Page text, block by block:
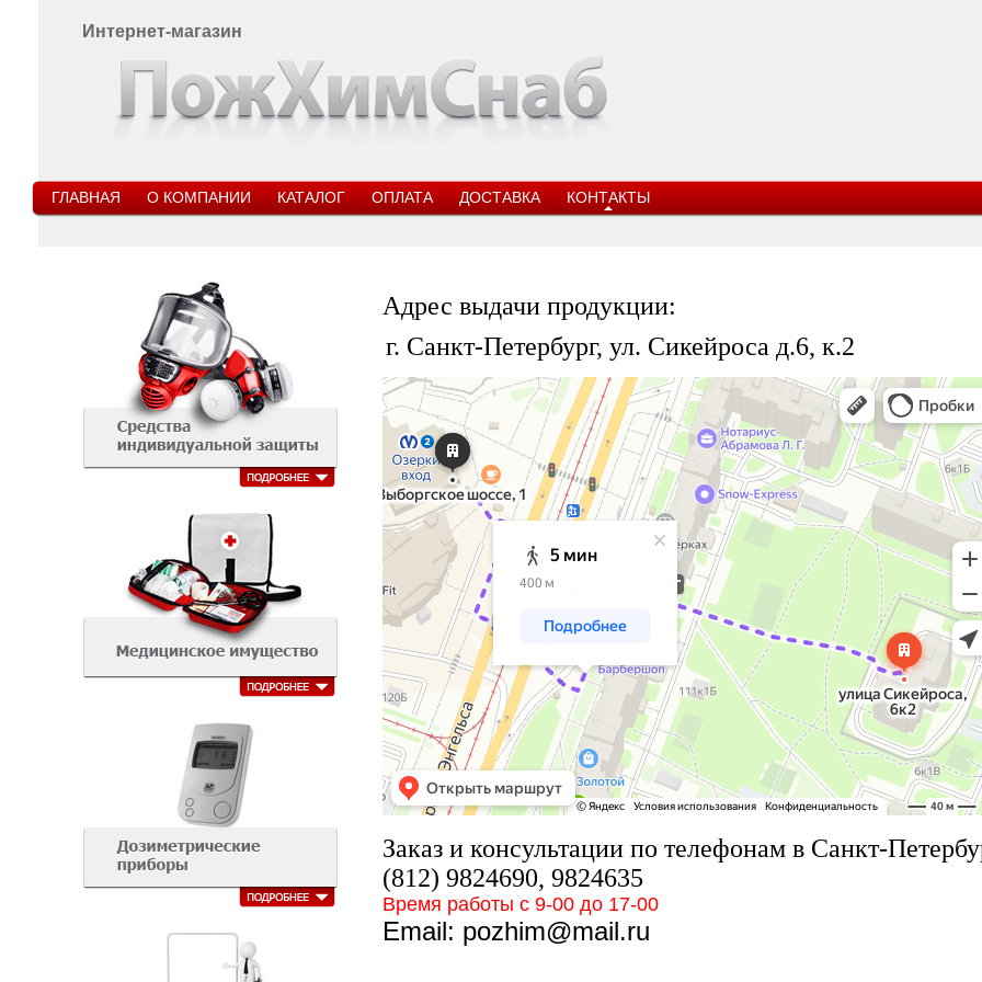
Интернет-магазин
ГЛАВНАЯ О КОМПАНИИ КАТАЛОГ ОПЛАТА ДОСТАВКА КОНТАКТЫ
Адрес выдачи продукции:
г. Санкт-Петербург, ул. Сикейроса д.6, к.2
Санкт‑Петербург
Яндекс.Карты
Заказ и консультации по телефонам в Санкт-
(812) 9824690, 9824635
Время работы с 9-00 до 17-00
Email: pozhim@mail.ru